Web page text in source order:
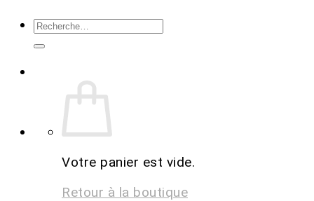
Votre panier est vide.
Retour à la boutique